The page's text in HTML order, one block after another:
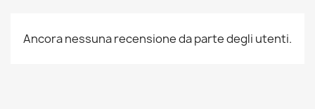
Ancora nessuna recensione da parte degli utenti.